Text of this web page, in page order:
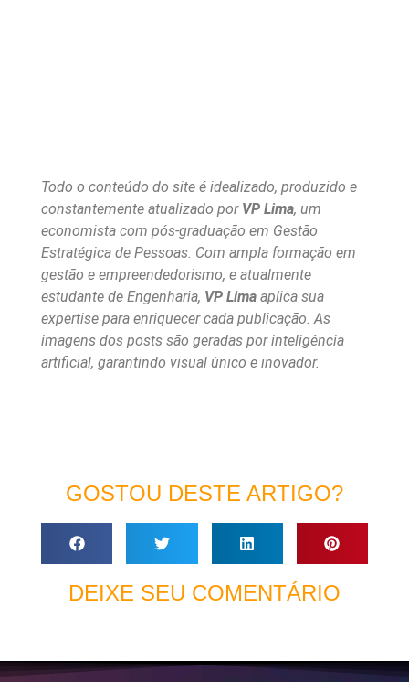
Todo o conteúdo do site é idealizado, produzido e
constantemente atualizado por VP Lima, um
economista com pós-graduação em Gestão
Estratégica de Pessoas. Com ampla formação em
gestão e empreendedorismo, e atualmente
estudante de Engenharia, VP Lima aplica sua
expertise para enriquecer cada publicação. As
imagens dos posts são geradas por inteligência
artificial, garantindo visual único e inovador.
GOSTOU DESTE ARTIGO?
DEIXE SEU COMENTÁRIO